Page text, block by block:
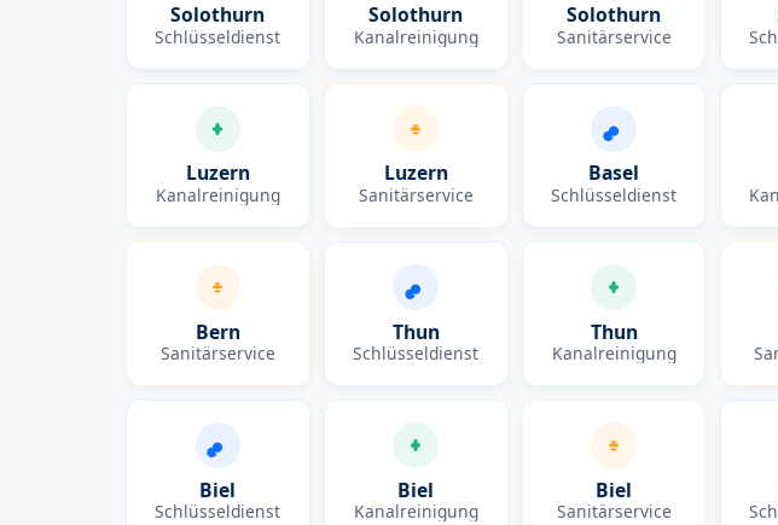
Solothurn
Schlüsseldienst
Solothurn
Kanalreinigung
Solothurn
Sanitärservice
Luzern
Kanalreinigung
Luzern
Sanitärservice
Basel
Schlüsseldienst
Bern
Sanitärservice
Thun
Schlüsseldienst
Thun
Kanalreinigung
Biel
Schlüsseldienst
Biel
Kanalreinigung
Biel
Sanitärservice